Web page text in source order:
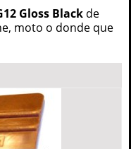
Gloss Black de
moto o donde que